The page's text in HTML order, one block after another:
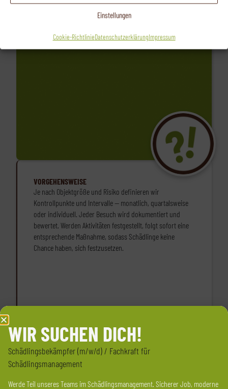
Einstellungen
Cookie-RichtlinieDatenschutzerklärungImpressum
VORGEHENSWEISE
Je nach Objektgröße und Risiko definieren wir
Kontrollpunkte und Intervalle — monatlich, quartalsweise
oder individuell. Jeder Besuch wird dokumentiert und
bewertet. Werden Aktivitäten festgestellt, folgt sofort eine
entsprechende Maßnahme, sodass Schädlinge keine
Chance haben, sich festzusetzen.
WIR SUCHEN DICH!
Schädlingsbekämpfer (m/w/d) / Fachkraft für
Schädlingsmanagement
Werde Teil unseres Teams im Schädlingsmanagement. Sicherer Job, moderne